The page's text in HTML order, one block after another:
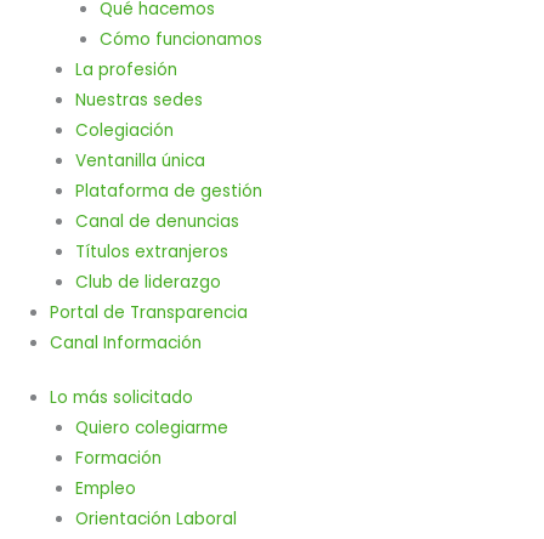
Qué hacemos
Cómo funcionamos
La profesión
Nuestras sedes
Colegiación
Ventanilla única
Plataforma de gestión
Canal de denuncias
Títulos extranjeros
Club de liderazgo
Portal de Transparencia
Canal Información
Lo más solicitado
Quiero colegiarme
Formación
Empleo
Orientación Laboral